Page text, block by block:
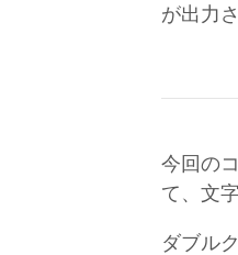
が出力
今回の
て、文
ダブル